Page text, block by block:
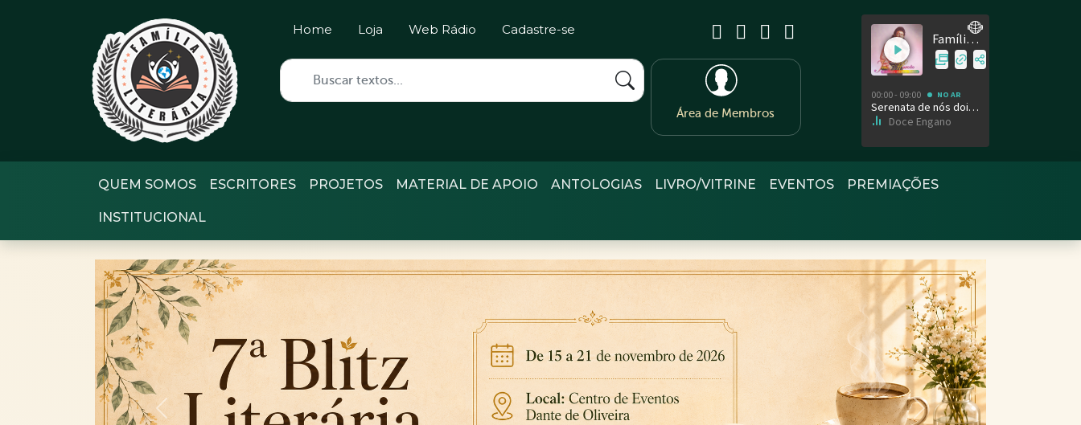
Home Loja Web Rádio Cadastre-se
Área de Membros
QUEM SOMOS ESCRITORES PROJETOS MATERIAL DE APOIO ANTOLOGIAS LIVRO/VITRINE EVENTOS PREMIAÇÕES
INSTITUCIONAL
Previous Next